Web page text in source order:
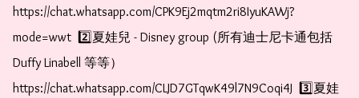
https://chat.whatsapp.com/CPK9Ej2mqtm2ri8IyuKAWj?
mode=wwt  2️⃣夏娃兒 - Disney group (所有迪士尼卡通包括
Duffy Linabell 等等）
https://chat.whatsapp.com/CLJD7GTqwK49l7N9Coqi4J  3️⃣夏娃